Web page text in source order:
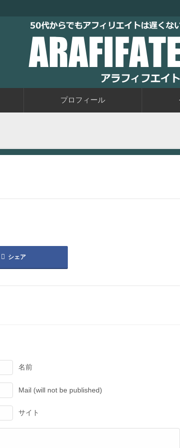
からでもアフィリエイ
ログに取り組むブログ初心者の教科書です。老後
プロフィール
シェア
名前
Mail (will not be published)
サイト